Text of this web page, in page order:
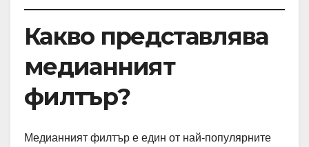
Какво представлява
медианният
филтър?
Медианният филтър е един от най-популярните